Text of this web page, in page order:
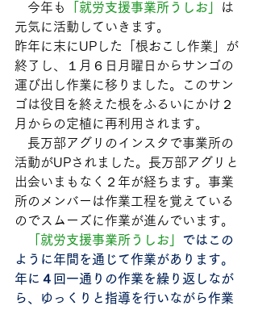
今年も 「就労支援事業所うしお」
は
元気に活動していきます。
昨年に末にUPした「根おこし作業」が
終了し、１月６日月曜日からサンゴの
運び出し作業に移りました。このサン
ゴは役目を終えた根をふるいにかけ２
月からの定植に再利用されます。
長万部アグリのインスタで事業所の
活動がUPされました。長万部アグリと
出会いまもなく２年が経ちます。事業
所のメンバーは作業工程を覚えている
のでスムーズに作業が進んでいます。
「就労支援事業所うしお」
ではこの
ように年間を通じて作業があります。
年に４回一通りの作業を繰り返しなが
ら、ゆっくりと指導を行いながら作業